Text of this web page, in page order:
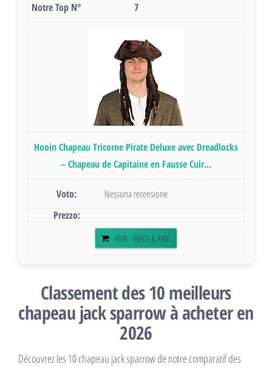
7
Hooin Chapeau Tricorne Pirate Deluxe avec Dreadlocks
– Chapeau de Capitaine en Fausse Cuir...
Nessuna recensione
VOIR : INFOS & PRIX
Classement des 10 meilleurs
chapeau jack sparrow à acheter en
2026
Découvrez les 10 chapeau jack sparrow de notre comparatif des